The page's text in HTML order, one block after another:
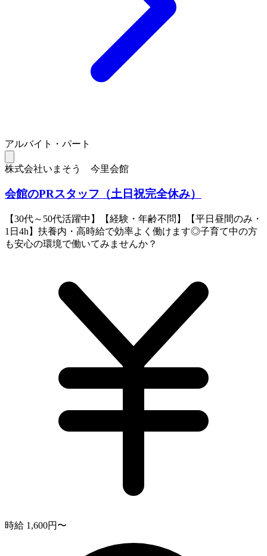
アルバイト・パート
株式会社いまそう 今里会館
会館のPRスタッフ（土日祝完全休み）
【30代～50代活躍中】【経験・年齢不問】【平日昼間のみ・
1日4h】扶養内・高時給で効率よく働けます◎子育て中の方
も安心の環境で働いてみませんか？
時給 1,600円〜